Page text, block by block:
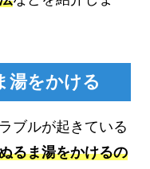
湯をかける
ブルが起きている
るま湯をかけるの